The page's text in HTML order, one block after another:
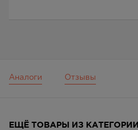
Аналоги Отзывы
ЕЩЁ ТОВАРЫ ИЗ КАТЕГОРИИ